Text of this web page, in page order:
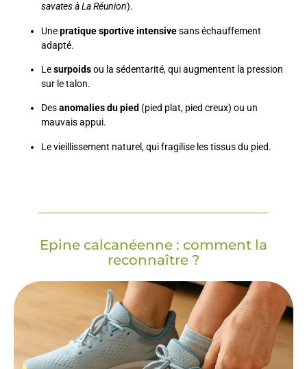
savates à La Réunion).
Unepratique sportive intensivesans échauffement
adapté.
Lesurpoidsou la sédentarité, qui augmentent la pression
sur le talon.
Desanomalies du pied (pied plat, pied creux) ou un
mauvais appui.
Le vieillissement naturel, qui fragilise les tissus du pied.
Epine calcanéenne : comment la
reconnaître ?